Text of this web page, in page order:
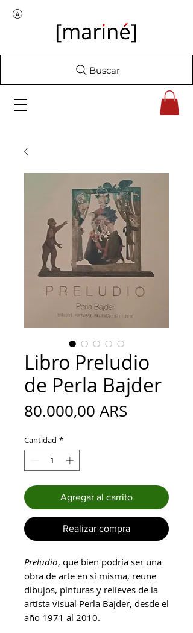
Buscar
Libro Preludio
de Perla Bajder
80.000,00 ARS
Cantidad *
Agregar al carrito
Realizar compra
Preludio, que bien podría ser una
obra de arte en sí misma, reune
dibujos, pinturas y relieves de la
artista visual Perla Bajder, desde el
año 1971 al 2010.